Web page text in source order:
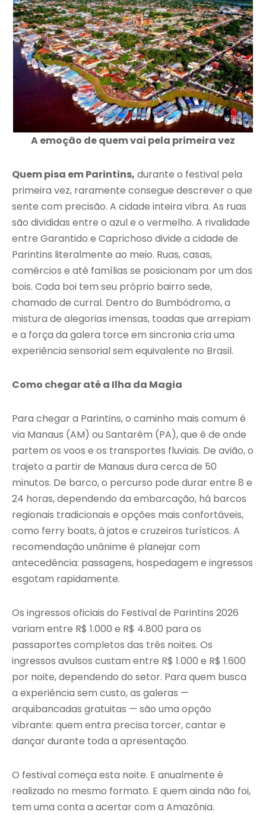
A emoção de quem vai pela primeira vez
Quem pisa em Parintins, durante o festival pela
primeira vez, raramente consegue descrever o que
sente com precisão. A cidade inteira vibra. As ruas
são divididas entre o azul e o vermelho. A rivalidade
entre Garantido e Caprichoso divide a cidade de
Parintins literalmente ao meio. Ruas, casas,
comércios e até famílias se posicionam por um dos
bois. Cada boi tem seu próprio bairro sede,
chamado de curral. Dentro do Bumbódromo, a
mistura de alegorias imensas, toadas que arrepiam
e a força da galera torce em sincronia cria uma
experiência sensorial sem equivalente no Brasil.
Como chegar até a Ilha da Magia
Para chegar a Parintins, o caminho mais comum é
via Manaus (AM) ou Santarém (PA), que é de onde
partem os voos e os transportes fluviais. De avião, o
trajeto a partir de Manaus dura cerca de 50
minutos. De barco, o percurso pode durar entre 8 e
24 horas, dependendo da embarcação, há barcos
regionais tradicionais e opções mais confortáveis,
como ferry boats, à jatos e cruzeiros turísticos. A
recomendação unânime é planejar com
antecedência: passagens, hospedagem e ingressos
esgotam rapidamente.
Os ingressos oficiais do Festival de Parintins 2026
variam entre R$ 1.000 e R$ 4.800 para os
passaportes completos das três noites. Os
ingressos avulsos custam entre R$ 1.000 e R$ 1.600
por noite, dependendo do setor. Para quem busca
a experiência sem custo, as galeras —
arquibancadas gratuitas — são uma opção
vibrante: quem entra precisa torcer, cantar e
dançar durante toda a apresentação.
O festival começa esta noite. E anualmente é
realizado no mesmo formato. E quem ainda não foi,
tem uma conta a acertar com a Amazônia.